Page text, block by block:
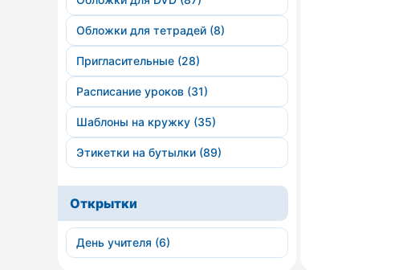
Обложки для тетрадей (8)
Пригласительные (28)
Расписание уроков (31)
Шаблоны на кружку (35)
Этикетки на бутылки (89)
Открытки
День учителя (6)